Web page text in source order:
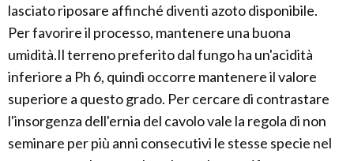
lasciato riposare affinché diventi azoto disponibile.
Per favorire il processo, mantenere una buona
umidità.Il terreno preferito dal fungo ha un'acidità
inferiore a Ph 6, quindi occorre mantenere il valore
superiore a questo grado. Per cercare di contrastare
l'insorgenza dell'ernia del cavolo vale la regola di non
seminare per più anni consecutivi le stesse specie nel